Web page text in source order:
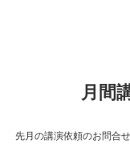
月間
先月の講演依頼のお問合